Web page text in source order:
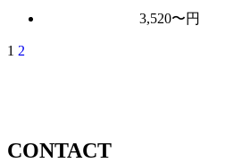
3,520〜円
1 2
CONTACT